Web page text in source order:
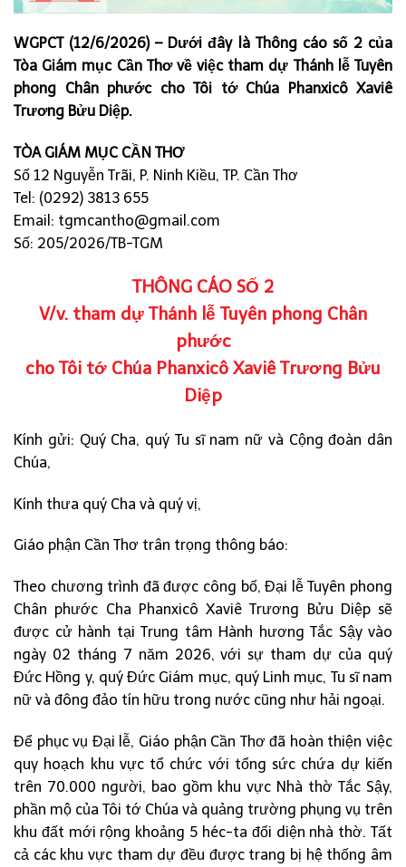
WGPCT (12/6/2026) – Dưới đây là Thông cáo số 2 của
Tòa Giám mục Cần Thơ về việc tham dự Thánh lễ Tuyên
phong Chân phước cho Tôi tớ Chúa Phanxicô Xaviê
Trương Bửu Diệp.
TÒA GIÁM MỤC CẦN THƠ
Số 12 Nguyễn Trãi, P. Ninh Kiều, TP. Cần Thơ
Tel: (0292) 3813 655
Email: tgmcantho@gmail.com
Số: 205/2026/TB-TGM
THÔNG CÁO SỐ 2
V/v. tham dự Thánh lễ Tuyên phong Chân
phước
cho Tôi tớ Chúa Phanxicô Xaviê Trương Bửu
Diệp
Kính gửi: Quý Cha, quý Tu sĩ nam nữ và Cộng đoàn dân
Chúa,
Kính thưa quý Cha và quý vị,
Giáo phận Cần Thơ trân trọng thông báo:
Theo chương trình đã được công bố, Đại lễ Tuyên phong
Chân phước Cha Phanxicô Xaviê Trương Bửu Diệp sẽ
được cử hành tại Trung tâm Hành hương Tắc Sậy vào
ngày 02 tháng 7 năm 2026, với sự tham dự của quý
Đức Hồng y, quý Đức Giám mục, quý Linh mục, Tu sĩ nam
nữ và đông đảo tín hữu trong nước cũng như hải ngoại.
Để phục vụ Đại lễ, Giáo phận Cần Thơ đã hoàn thiện việc
quy hoạch khu vực tổ chức với tổng sức chứa dự kiến
trên 70.000 người, bao gồm khu vực Nhà thờ Tắc Sậy,
phần mộ của Tôi tớ Chúa và quảng trường phụng vụ trên
khu đất mới rộng khoảng 5 héc-ta đối diện nhà thờ. Tất
cả các khu vực tham dự đều được trang bị hệ thống âm